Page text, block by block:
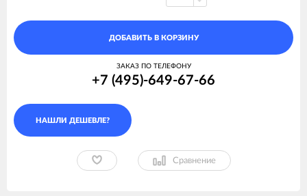
ДОБАВИТЬ В КОРЗИНУ
ЗАКАЗ ПО ТЕЛЕФОНУ
+7 (495)-649-67-66
Сравнение